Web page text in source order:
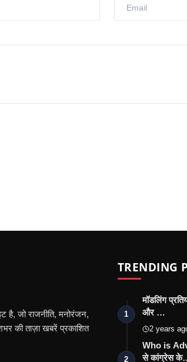
है, जो राजनीति, मनोरंजन,
की ताज़ा खबरें प्रकाशित
TRENDING
1
मॉडलिंग
और …
2 years
2
Who is
से कांग्रेस